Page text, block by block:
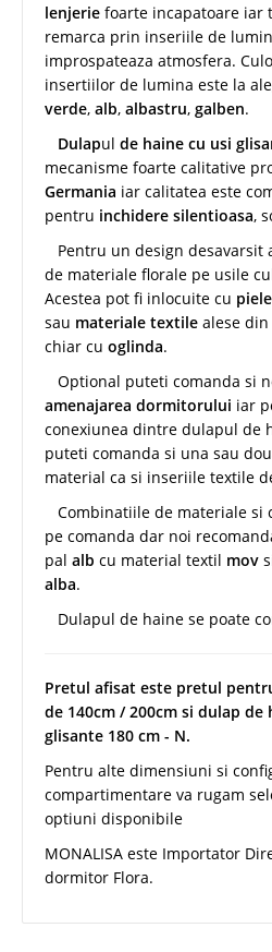
lenjerie foarte incapatoare iar
remarca prin inseriile de
improspateaza atmosfera.
insertiilor de lumina este la
verde, alb, albastru, galben.
Dulapul de haine cu usi
mecanisme foarte calitative
Germania iar calitatea este
pentru inchidere silentioasa,
Pentru un design
de materiale florale pe usile
Acestea pot fi inlocuite cu
sau materiale textile alese
chiar cu oglinda.
Optional puteti comanda si
amenajarea dormitorului iar
conexiunea dintre dulapul de
puteti comanda si una sau
material ca si inseriile textile
Combinatiile de materiale si
pe comanda dar noi
pal alb cu material textil mov
alba.
Dulapul de haine se poate
Pretul afisat este pretul
de 140cm / 200cm si dulap de
glisante 180 cm - N.
Pentru alte dimensiuni si
compartimentare va rugam
optiuni disponibile
MONALISA este Importator
dormitor Flora.